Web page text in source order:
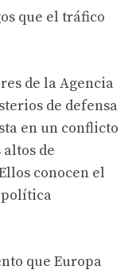
que el tráfico
de la Agencia
de defensa
en un conflicto
de
conocen el
política
que Europa